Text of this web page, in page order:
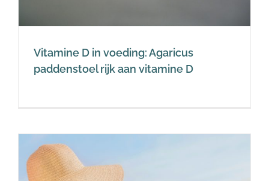
Vitamine D in voeding: Agaricus
paddenstoel rijk aan vitamine D